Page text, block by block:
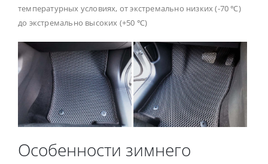
температурных условиях, от экстремально низких (-70 ℃)
до экстремально высоких (+50 ℃)
Особенности зимнего